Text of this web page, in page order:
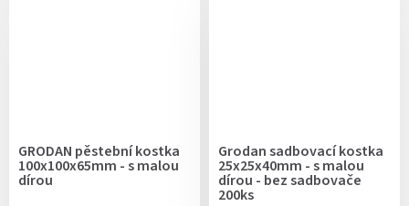
GRODAN pěstební kostka
100x100x65mm - s malou
dírou
Grodan sadbovací kostka
25x25x40mm - s malou
dírou - bez sadbovače
200ks